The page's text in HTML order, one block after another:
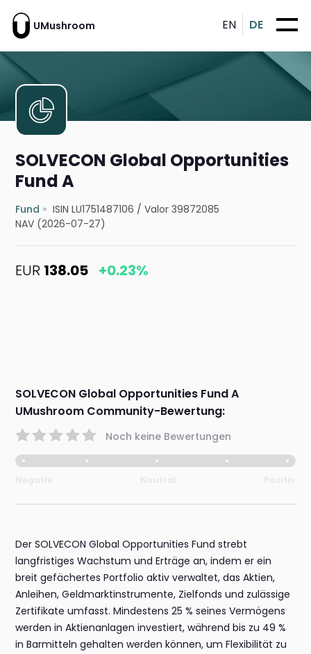
UMushroom EN DE
SOLVECON Global Opportunities
Fund A
Fund ISIN LU1751487106 /Valor 39872085
NAV (2026-07-27)
EUR 138.05 +0.23%
SOLVECON Global Opportunities Fund A
UMushroom Community-Bewertung:
Noch keine Bewertungen
Der SOLVECON Global Opportunities Fund strebt
langfristiges Wachstum und Erträge an, indem er ein
breit gefächertes Portfolio aktiv verwaltet, das Aktien,
Anleihen, Geldmarktinstrumente, Zielfonds und zulässige
Zertifikate umfasst. Mindestens 25 % seines Vermögens
werden in Aktienanlagen investiert, während bis zu 49 %
in Barmitteln gehalten werden können, um Flexibilität zu